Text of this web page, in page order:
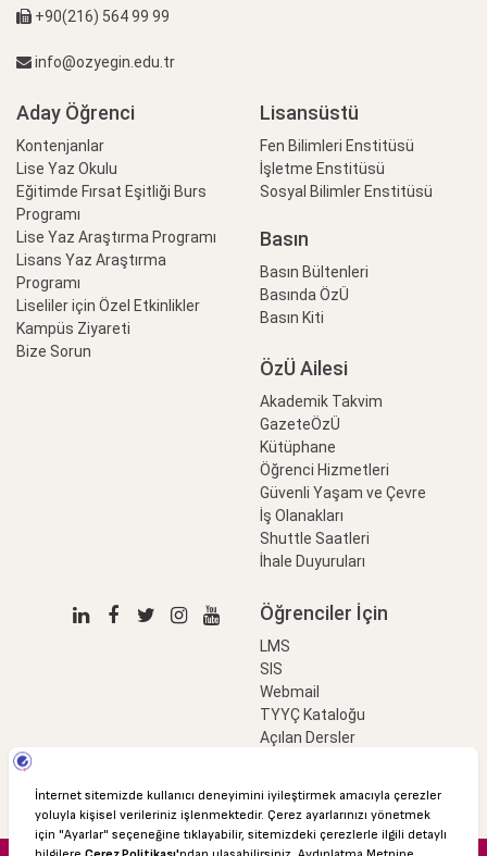
+90(216) 564 99 99
info@ozyegin.edu.tr
Aday Öğrenci
Kontenjanlar
Lise Yaz Okulu
Eğitimde Fırsat Eşitliği Burs
Programı
Lise Yaz Araştırma Programı
Lisans Yaz Araştırma
Programı
Liseliler için Özel Etkinlikler
Kampüs Ziyareti
Bize Sorun
Lisansüstü
Fen Bilimleri Enstitüsü
İşletme Enstitüsü
Sosyal Bilimler Enstitüsü
Basın
Basın Bültenleri
Basında ÖzÜ
Basın Kiti
ÖzÜ Ailesi
Akademik Takvim
GazeteÖzÜ
Kütüphane
Öğrenci Hizmetleri
Güvenli Yaşam ve Çevre
İş Olanakları
Shuttle Saatleri
İhale Duyuruları
Öğrenciler İçin
LMS
SIS
Webmail
TYYÇ Kataloğu
Açılan Dersler